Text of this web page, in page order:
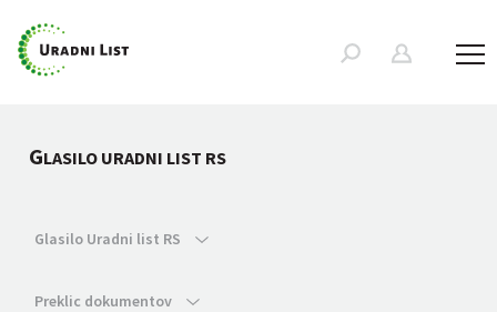
GLASILO URADNI LIST RS
Glasilo Uradni list RS
Preklic dokumentov